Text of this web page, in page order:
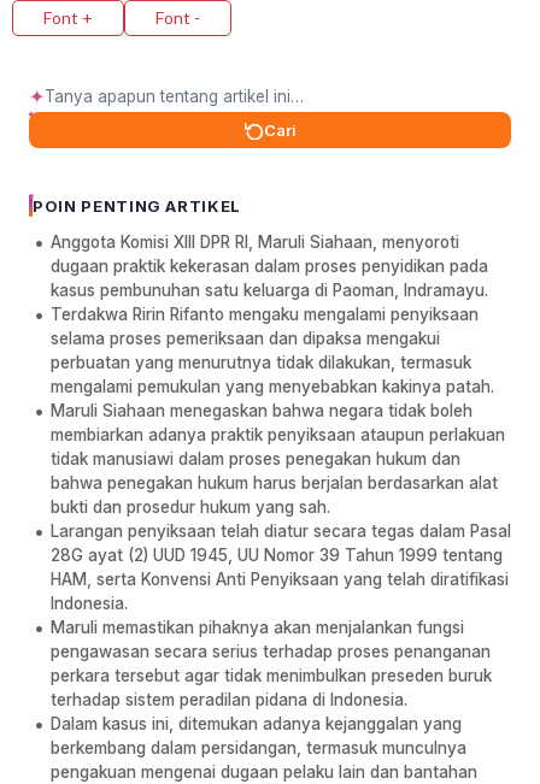
Font + Font -
✦
Cari
POIN PENTING ARTIKEL
Anggota Komisi XIII DPR RI, Maruli Siahaan, menyoroti
dugaan praktik kekerasan dalam proses penyidikan pada
kasus pembunuhan satu keluarga di Paoman, Indramayu.
Terdakwa Ririn Rifanto mengaku mengalami penyiksaan
selama proses pemeriksaan dan dipaksa mengakui
perbuatan yang menurutnya tidak dilakukan, termasuk
mengalami pemukulan yang menyebabkan kakinya patah.
Maruli Siahaan menegaskan bahwa negara tidak boleh
membiarkan adanya praktik penyiksaan ataupun perlakuan
tidak manusiawi dalam proses penegakan hukum dan
bahwa penegakan hukum harus berjalan berdasarkan alat
bukti dan prosedur hukum yang sah.
Larangan penyiksaan telah diatur secara tegas dalam Pasal
28G ayat (2) UUD 1945, UU Nomor 39 Tahun 1999 tentang
HAM, serta Konvensi Anti Penyiksaan yang telah diratifikasi
Indonesia.
Maruli memastikan pihaknya akan menjalankan fungsi
pengawasan secara serius terhadap proses penanganan
perkara tersebut agar tidak menimbulkan preseden buruk
terhadap sistem peradilan pidana di Indonesia.
Dalam kasus ini, ditemukan adanya kejanggalan yang
berkembang dalam persidangan, termasuk munculnya
pengakuan mengenai dugaan pelaku lain dan bantahan